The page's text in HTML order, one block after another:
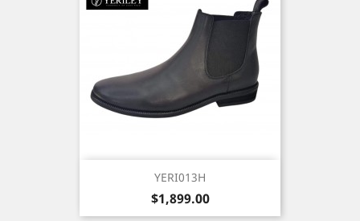
YERI013H
Precio
$1,899.00